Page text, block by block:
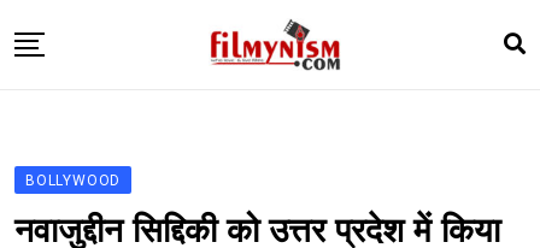
to
TELEVISION
BOLLYWOOD
नवाजुद्दीन सिद्दिकी को उत्तर प्रदेश में किया